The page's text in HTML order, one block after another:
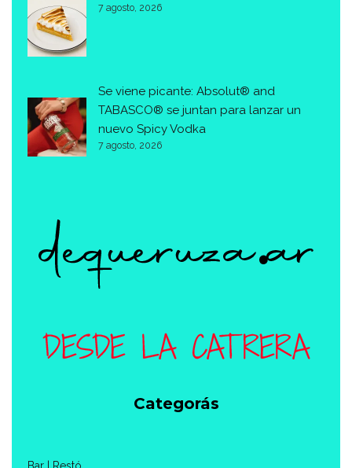
7 agosto, 2026
Se viene picante: Absolut® and
TABASCO® se juntan para lanzar un
nuevo Spicy Vodka
7 agosto, 2026
Categorás